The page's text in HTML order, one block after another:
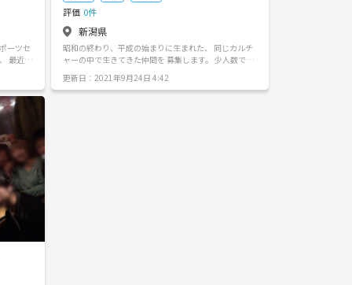
って
肌が
体育
評価 0件
新潟県
昭和の終わり、平成の始まりに生まれた、 同じカルチ
ャーの中で生きてきた仲間を 募集します。 少人数でも
しょう。
更新日：2021年9月24日 4:42